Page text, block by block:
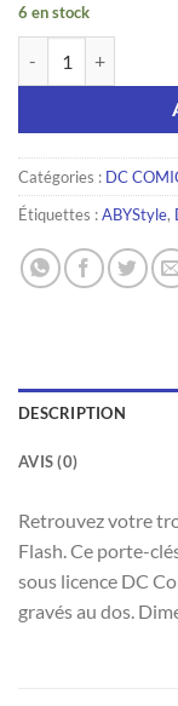
6 en stock
Catégories : DC
Étiquettes :ABYStyle,
DESCRIPTION
AVIS (0)
Retrouvez votre
Flash. Ce porte-
sous licence DC
gravés au dos.